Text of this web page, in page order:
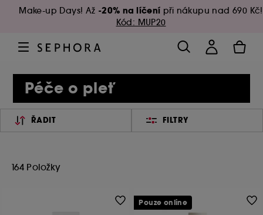
Make-up Days! Až -20% na líčení při nákupu nad 690 Kč!
Kód: MUP20
Péče o pleť
ŘADIT FILTRY
164 Položky
Pouze online